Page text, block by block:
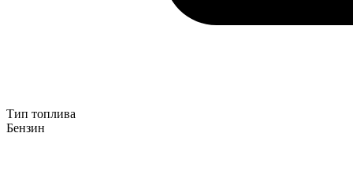
Тип топлива
Бензин